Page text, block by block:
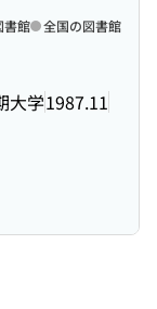
大学1987.11
書館 全国の図書館